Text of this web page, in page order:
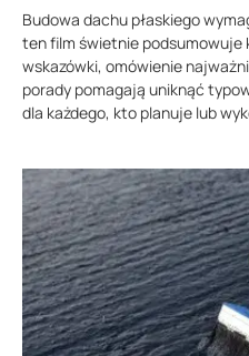
Budowa dachu płaskiego
ten film świetnie podsumowuje
wskazówki, omówienie
porady pomagają uniknąć
dla każdego, kto planuje lub